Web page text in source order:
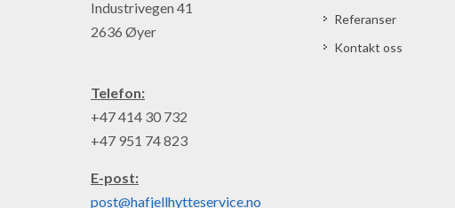
Industrivegen 41
2636 Øyer
Telefon:
+47 414 30 732
+47 951 74 823
E-post:
post@hafjellhytteservice.no
Referanser
Kontakt oss